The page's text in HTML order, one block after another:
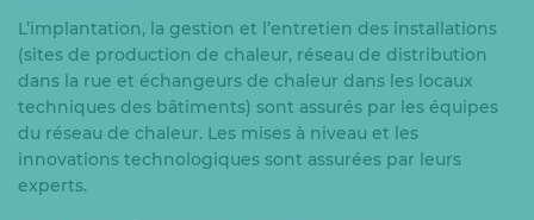
L’implantation, la gestion et l’entretien des installations
(sites de production de chaleur, réseau de distribution
dans la rue et échangeurs de chaleur dans les locaux
techniques des bâtiments) sont assurés par les équipes
du réseau de chaleur. Les mises à niveau et les
innovations technologiques sont assurées par leurs
experts.